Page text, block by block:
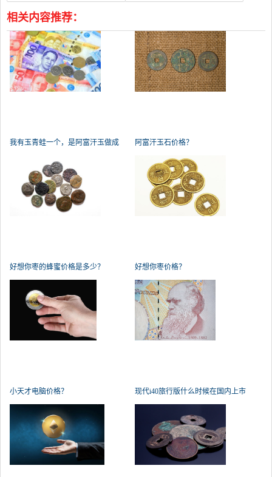
相关内容推荐：
我有玉青蛙一个，是阿富汗玉做成
阿富汗玉石价格？
好想你枣的蜂蜜价格是多少？ 好想你枣价格？
小天才电脑价格？ 现代i40旅行版什么时候在国内上市